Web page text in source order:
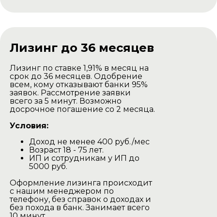
Лизинг до 36 месяцев
Лизинг по ставке 1,91% в месяц на
срок до 36 месяцев. Одобрение
всем, кому отказывают банки 95%
заявок. Рассмотрение заявки
всего за 5 минут. Возможно
досрочное погашение со 2 месяца.
Условия:
Доход не менее 400 руб./мес
Возраст 18 - 75 лет.
ИП и сотрудникам у ИП до
5000 руб.
Оформление лизинга происходит
с нашим менеджером по
телефону, без справок о доходах и
без похода в банк. Занимает всего
сборки
Баня доставляется в разобранном
виде на тентованной газеле.
Наша газель проезжаедет в любом
дачном участке.
Выгрузка производится своими
силами.
Минск и Минская область